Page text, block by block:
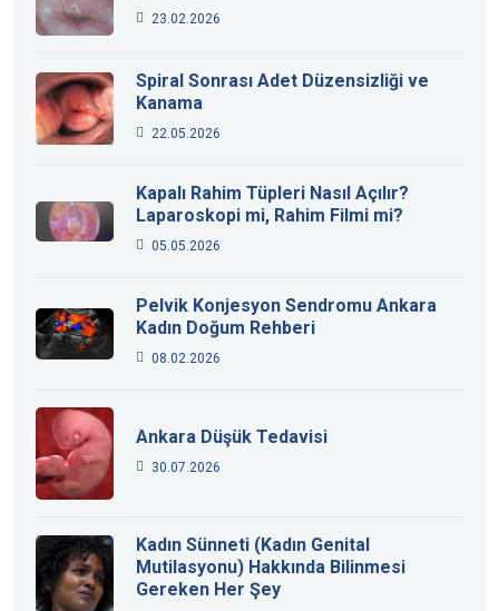
23.02.2026
Spiral Sonrası Adet Düzensizliği ve
Kanama
22.05.2026
Kapalı Rahim Tüpleri Nasıl Açılır?
Laparoskopi mi, Rahim Filmi mi?
05.05.2026
Pelvik Konjesyon Sendromu Ankara
Kadın Doğum Rehberi
08.02.2026
Ankara Düşük Tedavisi
30.07.2026
Kadın Sünneti (Kadın Genital
Mutilasyonu) Hakkında Bilinmesi
Gereken Her Şey